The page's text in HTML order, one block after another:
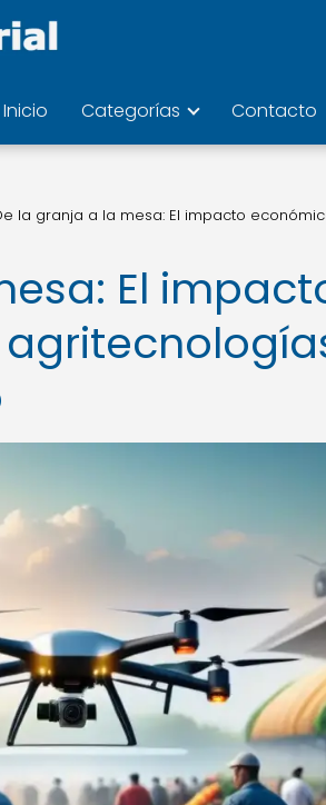
Inicio Categorías Contacto
la granja a la mesa: El impacto
El